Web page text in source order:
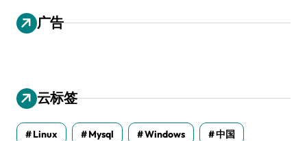
广告
云标签
Linux Mysql Windows 中国